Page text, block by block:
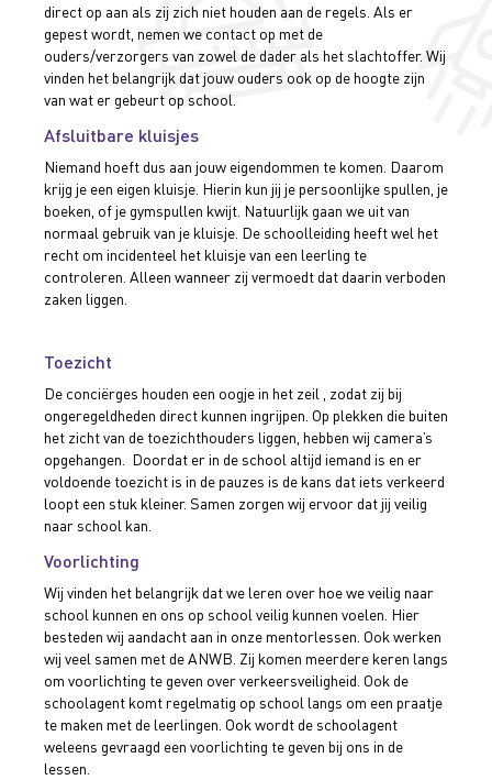
direct op aan als zij zich niet houden aan de regels. Als er
gepest wordt, nemen we contact op met de
ouders/verzorgers van zowel de dader als het slachtoffer. Wij
vinden het belangrijk dat jouw ouders ook op de hoogte zijn
van wat er gebeurt op school.
Afsluitbare kluisjes
Niemand hoeft dus aan jouw eigendommen te komen. Daarom
krijg je een eigen kluisje. Hierin kun jij je persoonlijke spullen, je
boeken, of je gymspullen kwijt. Natuurlijk gaan we uit van
normaal gebruik van je kluisje. De schoolleiding heeft wel het
recht om incidenteel het kluisje van een leerling te
controleren. Alleen wanneer zij vermoedt dat daarin verboden
zaken liggen.
Toezicht
De conciërges houden een oogje in het zeil , zodat zij bij
ongeregeldheden direct kunnen ingrijpen. Op plekken die buiten
het zicht van de toezichthouders liggen, hebben wij camera’s
opgehangen. Doordat er in de school altijd iemand is en er
voldoende toezicht is in de pauzes is de kans dat iets verkeerd
loopt een stuk kleiner. Samen zorgen wij ervoor dat jij veilig
naar school kan.
Voorlichting
Wij vinden het belangrijk dat we leren over hoe we veilig naar
school kunnen en ons op school veilig kunnen voelen. Hier
besteden wij aandacht aan in onze mentorlessen. Ook werken
wij veel samen met de ANWB. Zij komen meerdere keren langs
om voorlichting te geven over verkeersveiligheid. Ook de
schoolagent komt regelmatig op school langs om een praatje
te maken met de leerlingen. Ook wordt de schoolagent
weleens gevraagd een voorlichting te geven bij ons in de
lessen.